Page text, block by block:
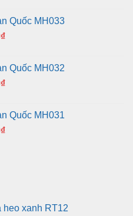
Quốc MH033
₫Giá
là:
350,000₫.
Quốc MH032
₫Giá
là:
350,000₫.
Quốc MH031
₫Giá
heo xanh RT12